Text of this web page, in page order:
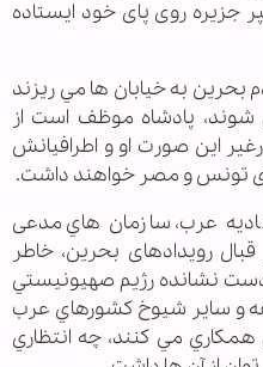
جزیره روی پای خود ایستاده
درصد از مردم بحرين به خيابان ها مي ريزند
شوند، پادشاه موظف است از
این صورت او و اطرافيانش
تونس و مصر خواهند داشت.
عرب، سازمان هاي مدعی
رویدادهای بحرین، خاطر
نشانده رژيم صهيونيستي
و ساير شيوخ كشورهاي عرب
مي كنند، چه انتظاري